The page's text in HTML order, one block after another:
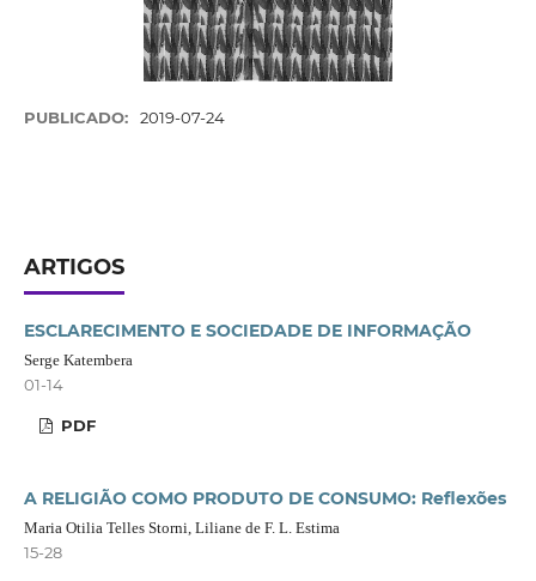
PUBLICADO: 2019-07-24
ARTIGOS
ESCLARECIMENTO E SOCIEDADE DE INFORMAÇÃO
Serge Katembera
01-14
PDF
A RELIGIÃO COMO PRODUTO DE CONSUMO: Reflexões
Maria Otilia Telles Storni, Liliane de F. L. Estima
15-28